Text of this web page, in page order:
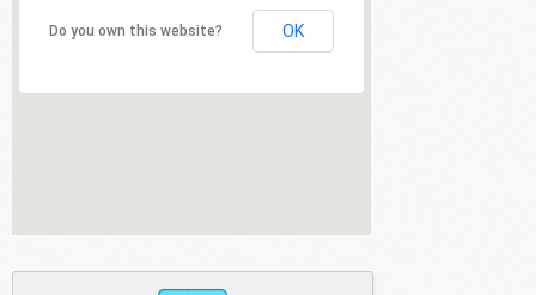
Do you own this website? OK